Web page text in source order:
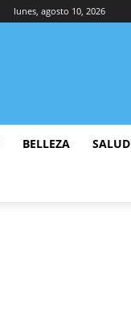
lunes, agosto 10, 2026
BELLEZA SALUD